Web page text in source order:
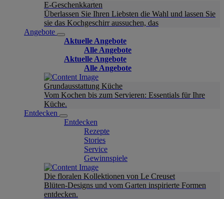
E-Geschenkkarten
Überlassen Sie Ihren Liebsten die Wahl und lassen Sie
sie das Kochgeschirr aussuchen, das
Angebote
Aktuelle Angebote
Alle Angebote
Aktuelle Angebote
Alle Angebote
Grundausstattung Küche
Vom Kochen bis zum Servieren: Essentials für Ihre
Küche.
Entdecken
Entdecken
Rezepte
Stories
Service
Gewinnspiele
Die floralen Kollektionen von Le Creuset
Blüten-Designs und vom Garten inspirierte Formen
entdecken.